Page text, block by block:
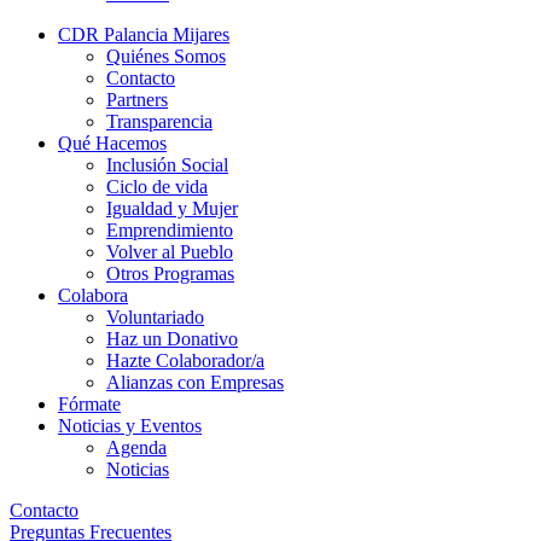
CDR Palancia Mijares
Quiénes Somos
Contacto
Partners
Transparencia
Qué Hacemos
Inclusión Social
Ciclo de vida
Igualdad y Mujer
Emprendimiento
Volver al Pueblo
Otros Programas
Colabora
Voluntariado
Haz un Donativo
Hazte Colaborador/a
Alianzas con Empresas
Fórmate
Noticias y Eventos
Agenda
Noticias
Contacto
Preguntas Frecuentes